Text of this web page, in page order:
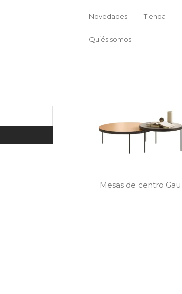
Novedades Tienda
Quiés somos
Mesas de centro Gau